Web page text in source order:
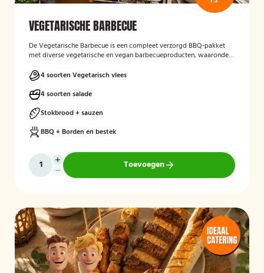
VEGETARISCHE BARBECUE
De Vegetarische Barbecue is een compleet verzorgd BBQ-pakket
met diverse vegetarische en vegan barbecueproducten, waaronder
garnalenalternatief en groenteburger. Het arrangement wordt
aangevuld met verschillende salades, sauzen, vers afgebakken
stokbrood en kruidenboter. De barbecue, borden en het bestek zijn
inbegrepen, en de cateringservice verzorgt zowel de bezorging als
het ophalen van de materialen.
4 soorten Vegetarisch vlees
4 soorten salade
Stokbrood + sauzen
BBQ + Borden en bestek
Toevoegen